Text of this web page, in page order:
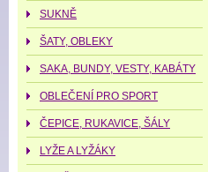
SUKNĚ
ŠATY, OBLEKY
SAKA, BUNDY, VESTY, KABÁTY
OBLEČENÍ PRO SPORT
ČEPICE, RUKAVICE, ŠÁLY
LYŽE A LYŽÁKY